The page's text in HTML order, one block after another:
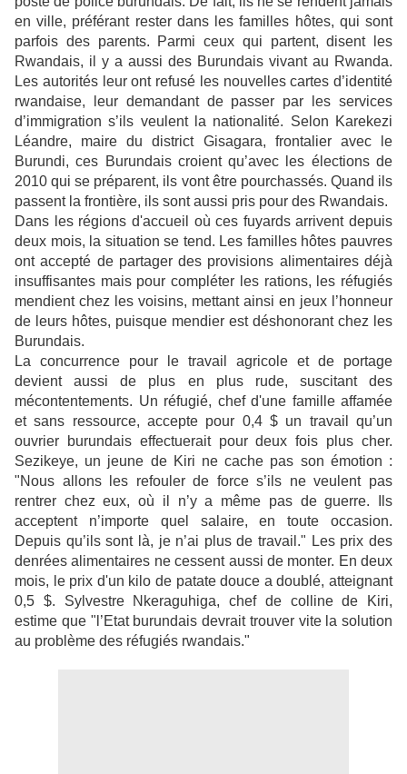
en ville, préférant rester dans les familles hôtes, qui sont
parfois des parents. Parmi ceux qui partent, disent les
Rwandais, il y a aussi des Burundais vivant au Rwanda.
Les autorités leur ont refusé les nouvelles cartes d’identité
rwandaise, leur demandant de passer par les services
d’immigration s’ils veulent la nationalité. Selon Karekezi
Léandre, maire du district Gisagara, frontalier avec le
Burundi, ces Burundais croient qu’avec les élections de
2010 qui se préparent, ils vont être pourchassés. Quand ils
passent la frontière, ils sont aussi pris pour des Rwandais.
Dans les régions d'accueil où ces fuyards arrivent depuis
deux mois, la situation se tend. Les familles hôtes pauvres
ont accepté de partager des provisions alimentaires déjà
insuffisantes mais pour compléter les rations, les réfugiés
mendient chez les voisins, mettant ainsi en jeux l’honneur
de leurs hôtes, puisque mendier est déshonorant chez les
Burundais.
La concurrence pour le travail agricole et de portage
devient aussi de plus en plus rude, suscitant des
mécontentements. Un réfugié, chef d'une famille affamée
et sans ressource, accepte pour 0,4 $ un travail qu’un
ouvrier burundais effectuerait pour deux fois plus cher.
Sezikeye, un jeune de Kiri ne cache pas son émotion :
"Nous allons les refouler de force s’ils ne veulent pas
rentrer chez eux, où il n’y a même pas de guerre. Ils
acceptent n’importe quel salaire, en toute occasion.
Depuis qu’ils sont là, je n’ai plus de travail." Les prix des
denrées alimentaires ne cessent aussi de monter. En deux
mois, le prix d'un kilo de patate douce a doublé, atteignant
0,5 $. Sylvestre Nkeraguhiga, chef de colline de Kiri,
estime que "l’Etat burundais devrait trouver vite la solution
au problème des réfugiés rwandais."